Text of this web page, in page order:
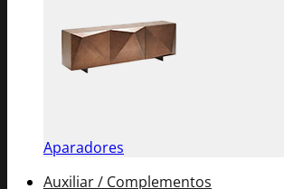
Aparadores
Auxiliar / Complementos